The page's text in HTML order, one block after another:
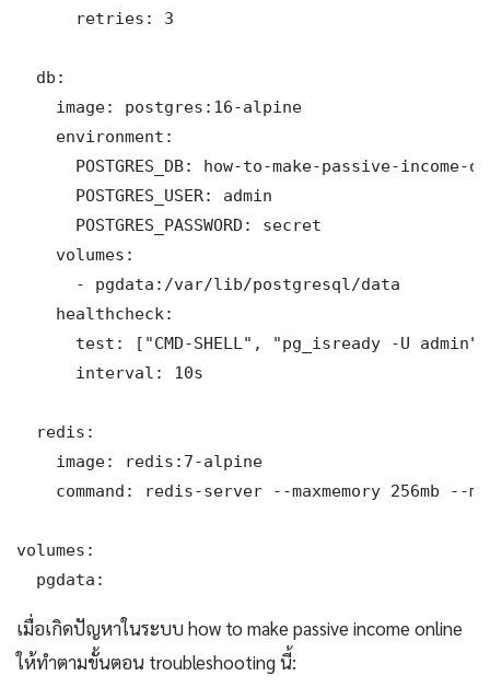
      retries: 3
  db:
    image: postgres:16-alpine
    environment:
POSTGRES_DB: how-to-make-passive-income-
      POSTGRES_USER: admin
      POSTGRES_PASSWORD: secret
    volumes:
      - pgdata:/var/lib/postgresql/data
    healthcheck:
      test: ["CMD-SHELL", "pg_isready -U admin"]
      interval: 10s
  redis:
    image: redis:7-alpine
command: redis-server --maxmemory 256mb --
volumes:
  pgdata:
เมื่อเกิดปัญหาในระบบ how to make passive income online
ให้ทำตามขั้นตอน troubleshooting นี้: